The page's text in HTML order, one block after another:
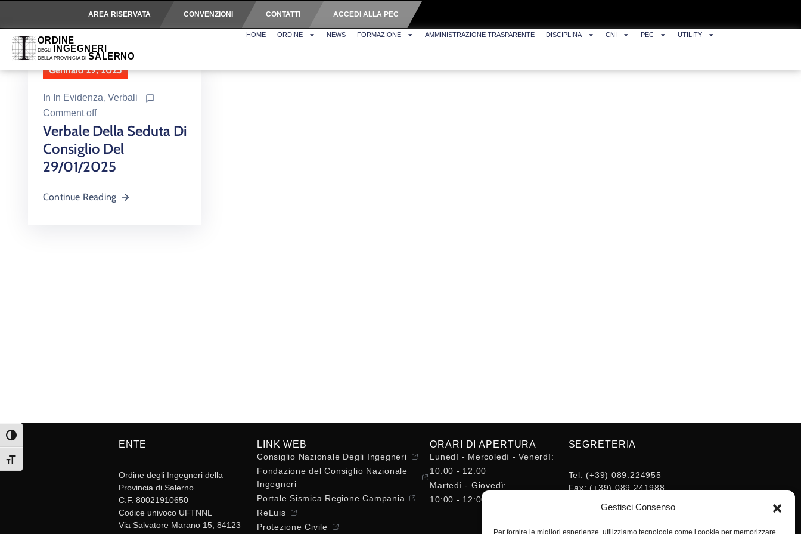
Gestisci Consenso
Per fornire le migliori esperienze, utilizziamo tecnologie come i cookie per memorizzare
AREA RISERVATA CONVENZIONI CONTATTI ACCEDI ALLA PEC
HOME ORDINE NEWS FORMAZIONE AMMINISTRAZIONE TRASPARENTE DISCIPLINA CNI PEC UTILITY
Gennaio 29, 2025
In In Evidenza‚ Verbali
Comment off
Verbale Della Seduta Di
Consiglio Del
29/01/2025
Continue Reading
Attiva/disattiva alto contrasto
Attiva/disattiva dimensione testo
ENTE
Ordine degli Ingegneri della
Provincia di Salerno
C.F. 80021910650
Codice univoco UFTNNL
Via Salvatore Marano 15, 84123
LINK WEB
Consiglio Nazionale Degli Ingegneri
Fondazione del Consiglio Nazionale
Ingegneri
Portale Sismica Regione Campania
ReLuis
Protezione Civile
ORARI DI APERTURA
Lunedì - Mercoledì - Venerdì:
10:00 - 12:00
Martedì - Giovedì:
10:00 - 12:00 / 14:30 - 16:30
SEGRETERIA
Tel: (+39) 089.224955
Fax: (+39) 089.241988
segreteria@ordineingsa.it